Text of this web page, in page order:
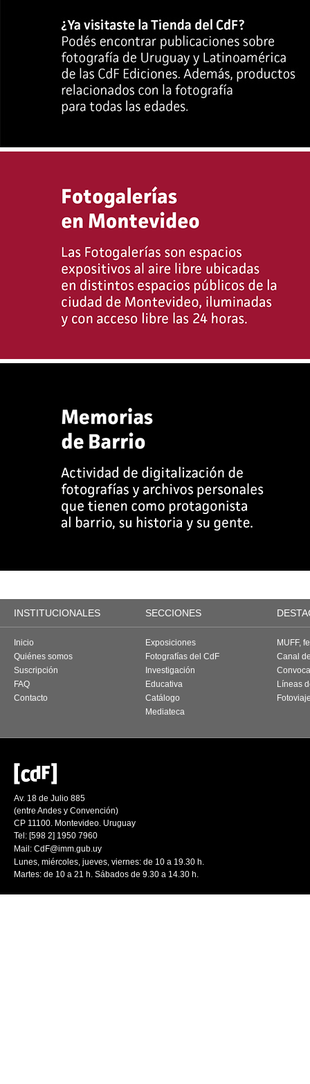
INSTITUCIONALES SECCIONES
Inicio
Quiénes somos
Suscripción
FAQ
Contacto
Exposiciones
Fotografías del CdF
Investigación
Educativa
Catálogo
Mediateca
MUFF,
Canal
Líneas
Av. 18 de Julio 885
(entre Andes y Convención)
CP 11100. Montevideo. Uruguay
Tel: [598 2] 1950 7960
Mail: CdF@imm.gub.uy
Lunes, miércoles, jueves, viernes: de 10 a 19.30 h.
Martes: de 10 a 21 h. Sábados de 9.30 a 14.30 h.